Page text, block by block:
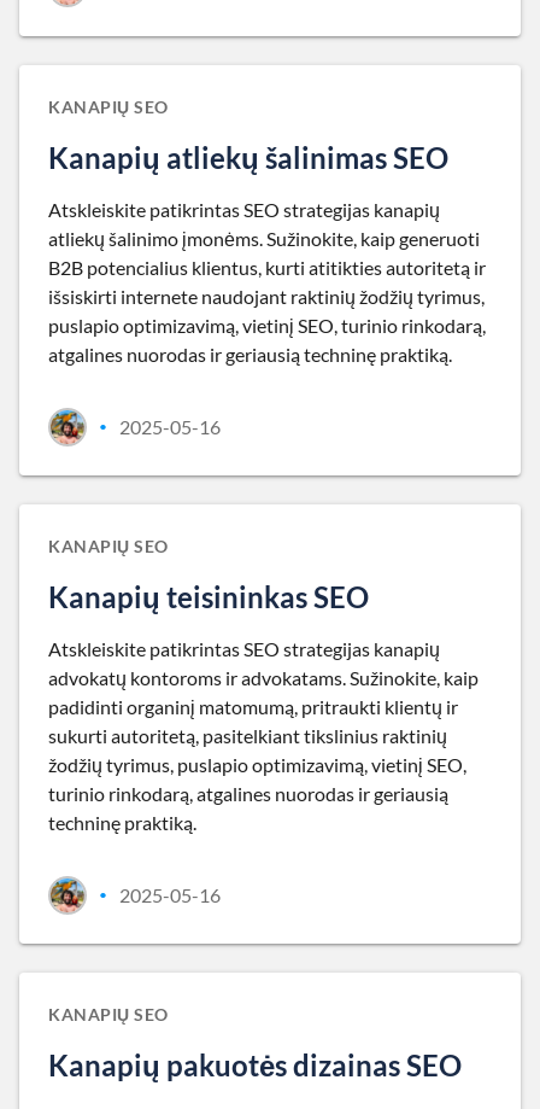
KANAPIŲ SEO
Kanapių atliekų šalinimas SEO
Atskleiskite patikrintas SEO strategijas kanapių
atliekų šalinimo įmonėms. Sužinokite, kaip generuoti
B2B potencialius klientus, kurti atitikties autoritetą ir
išsiskirti internete naudojant raktinių žodžių tyrimus,
puslapio optimizavimą, vietinį SEO, turinio rinkodarą,
atgalines nuorodas ir geriausią techninę praktiką.
• 2025-05-16
KANAPIŲ SEO
Kanapių teisininkas SEO
Atskleiskite patikrintas SEO strategijas kanapių
advokatų kontoroms ir advokatams. Sužinokite, kaip
padidinti organinį matomumą, pritraukti klientų ir
sukurti autoritetą, pasitelkiant tikslinius raktinių
žodžių tyrimus, puslapio optimizavimą, vietinį SEO,
turinio rinkodarą, atgalines nuorodas ir geriausią
techninę praktiką.
• 2025-05-16
KANAPIŲ SEO
Kanapių pakuotės dizainas SEO